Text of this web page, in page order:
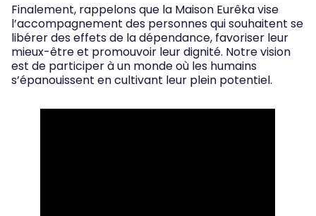
Finalement, rappelons que la Maison Eurêka vise
l’accompagnement des personnes qui souhaitent se
libérer des effets de la dépendance, favoriser leur
mieux-être et promouvoir leur dignité. Notre vision
est de participer à un monde où les humains
s’épanouissent en cultivant leur plein potentiel.